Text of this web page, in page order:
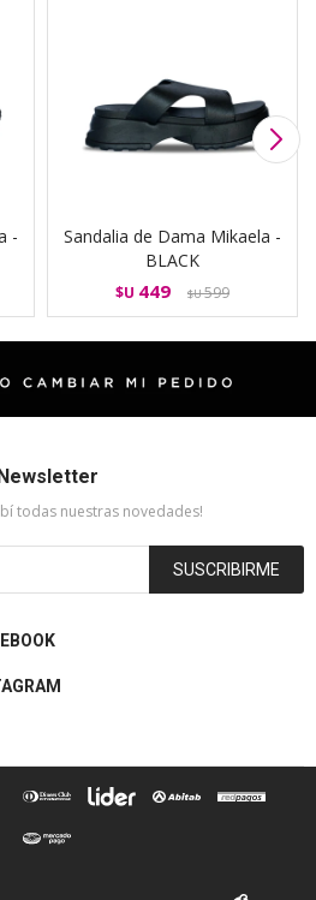
-
Sandalia de Dama Mikaela -
BLACK
$U 449 $U599
todas nuestras novedades!
SUSCRIBIRME